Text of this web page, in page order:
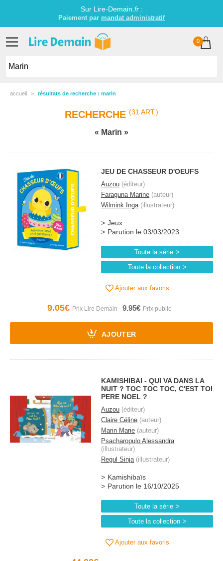
Sur Lire-Demain. fr:
Littérature jeunesse établissements scolaires
0
accueil résultats de recherche : marin
RECHERCHE (31 ART.)
Marin
JEU DE CHASSEUR D'OEUFS
Auzou (éditeur)
Faraguna Marine (auteur)
Wilmink Inga(illustrateur)
Jeux
Parution le 03/03/2023
Toute la série
Toute la collection
Ajouter aux favoris
9.05€ 9.95€
AJOUTER
KAMISHIBAI - QUI VA DANS LA
NUIT ? TOC TOC TOC, C'EST TOI
PERE NOEL ?
Auzou (éditeur)
Claire Céline (auteur)
Marin Marie (auteur)
Psacharopulo Alessandra
(illustrateur)
Regul Sinja(illustrateur)
Kamishibaïs
Parution le 16/10/2025
Toute la série
Toute la collection
Ajouter aux favoris